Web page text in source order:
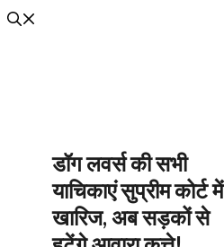
डॉग लवर्स की सभी
याचिकाएं सुप्रीम कोर्ट में
खारिज, अब सड़कों से